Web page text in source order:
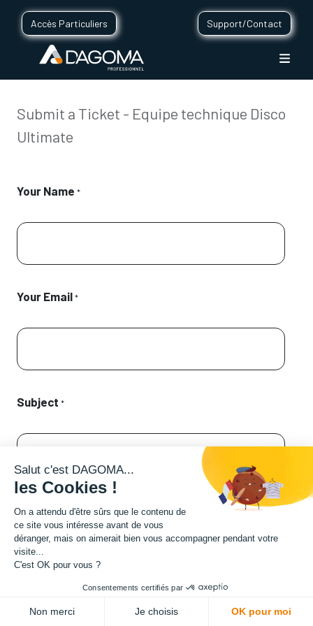
Accès Particuliers Support/Contact
Submit a Ticket - Equipe technique Disco
Ultimate
Your Name *
Your Email *
Subject *
Description
Salut c'est DAGOMA...
les Cookies !
On a attendu d'être sûrs que le contenu de
ce site vous intéresse avant de vous
déranger, mais on aimerait bien vous accompagner pendant votre
visite...
C'est OK pour vous ?
Consentements certifiés par
Non merci Je choisis OK pour moi